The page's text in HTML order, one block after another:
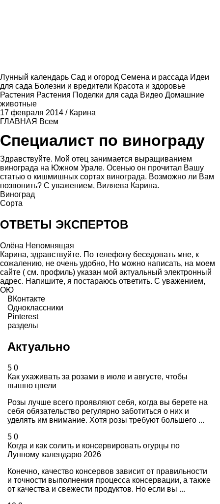
Лунный календарь Сад и огород Семена и рассада Идеи
для сада Болезни и вредители Красота и здоровье
Растения Растения Поделки для сада Видео Домашние
животные
17 февраля 2014 / Карина
ГЛАВНАЯ Всем
Специалист по винограду
Здравствуйте. Мой отец занимается выращиванием
винограда на Южном Урале. Осенью он прочитал Вашу
статью о кишмишных сортах винограда. Возможно ли Вам
позвонить? С уважением, Виляева Карина.
Виноград
Сорта
ОТВЕТЫ ЭКСПЕРТОВ
Олёна Непомнящая
Карина, здравствуйте. По телефону беседовать мне, к
сожалению, не очень удобно, Но можно написать, на моем
сайте ( см. профиль) указан мой актуальный электронный
адрес. Напишите, я постараюсь ответить. С уважением,
ОЮ
ВКонтакте
Одноклассники
Pinterest
разделы
Актуально
5 0
Как ухаживать за розами в июле и августе, чтобы
пышно цвели
Розы лучше всего проявляют себя, когда вы берете на
себя обязательство регулярно заботиться о них и
уделять им внимание. Хотя розы требуют большего ...
5 0
Когда и как солить и консервировать огурцы по
Лунному календарю 2026
Конечно, качество консервов зависит от правильности
и точности выполнения процесса консервации, а также
от качества и свежести продуктов. Но если вы ...